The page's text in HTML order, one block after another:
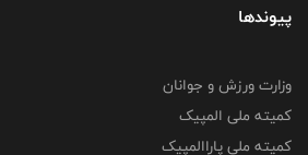
پیوندها
وزارت ورزش و جوانان
کمیته ملی المپیک
کمیته ملی پاراالمپیک